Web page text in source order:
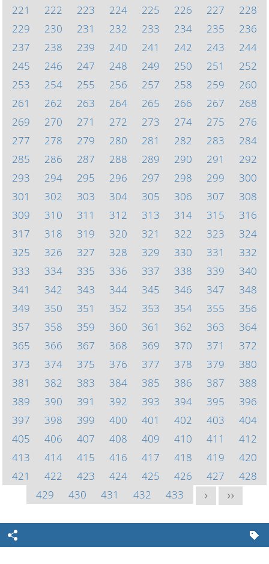
221 222 223 224 225 226 227
228
229
230 231 232 233 234 235
236
237
238 239 240 241 242 243
244
245
246 247 248 249 250 251
252
253
254 255 256 257 258 259
260
261
262 263 264 265 266 267
268
269
270 271 272 273 274 275
276
277
278 279 280 281 282 283
284
285
286 287 288 289 290 291
292
293
294 295 296 297 298 299
300
301
302 303 304 305 306 307
308
309
310 311 312 313 314 315
316
317
318 319 320 321 322 323
324
325
326 327 328 329 330 331
332
333
334 335 336 337 338 339
340
341
342 343 344 345 346 347
348
349
350 351 352 353 354 355
356
357
358 359 360 361 362 363
364
365
366 367 368 369 370 371
372
373
374 375 376 377 378 379
380
381
382 383 384 385 386 387
388
389
390 391 392 393 394 395
396
397
398 399 400 401 402 403
404
405
406 407 408 409 410 411
412
413
414 415 416 417 418 419
420
421
422 423 424 425 426 427
428
429
430 431 432 433 > >>